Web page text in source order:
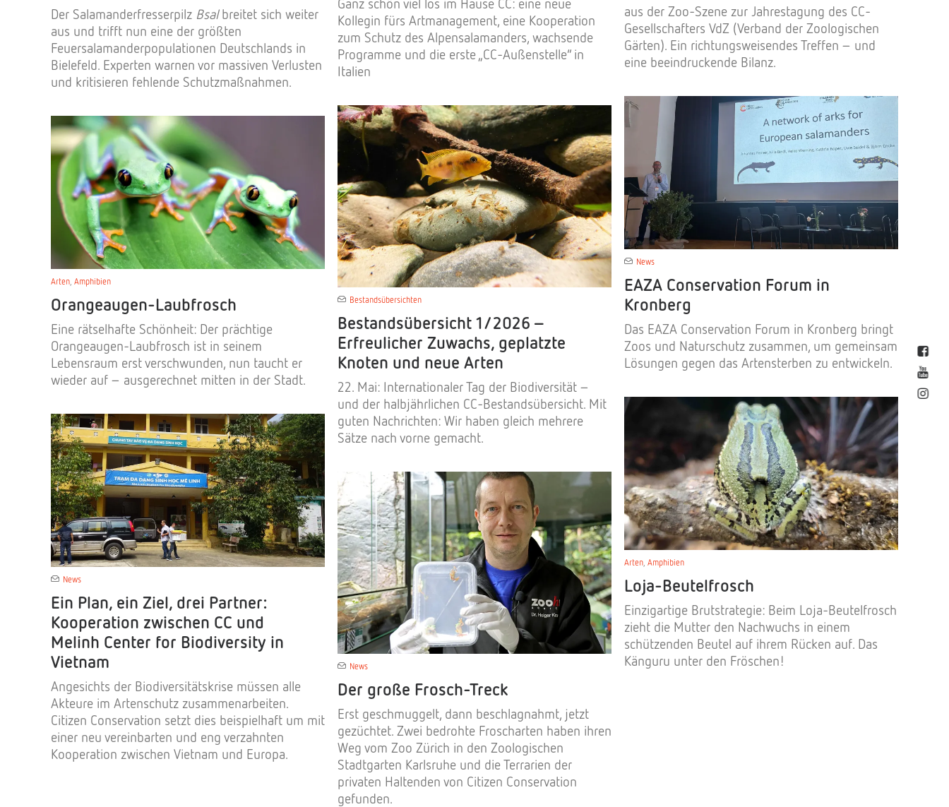
Der Salamanderfresserpilz Bsalbreitet sich weiter
aus und trifft nun eine der größten
Feuersalamanderpopulationen Deutschlands in
Bielefeld. Experten warnen vor massiven Verlusten
und kritisieren fehlende Schutzmaßnahmen.
Kollegin fürs Artmanagement, eine Kooperation
zum Schutz des Alpensalamanders, wachsende
Programme und die erste „CC-Außenstelle“ in
Italien
aus der Zoo-Szene zur Jahrestagung des CC-
Gesellschafters VdZ (Verband der Zoologischen
Gärten). Ein richtungsweisendes Treffen – und
eine beeindruckende Bilanz.
News
EAZA Conservation Forum in
Kronberg
Das EAZA Conservation Forum in Kronberg bringt
Zoos und Naturschutz zusammen, um gemeinsam
Lösungen gegen das Artensterben zu entwickeln.
Bestandsübersichten
Bestandsübersicht 1/2026 –
Erfreulicher Zuwachs, geplatzte
Knoten und neue Arten
22. Mai: Internationaler Tag der Biodiversität –
und der halbjährlichen CC-Bestandsübersicht. Mit
guten Nachrichten: Wir haben gleich mehrere
Sätze nach vorne gemacht.
Arten, Amphibien
Orangeaugen-Laubfrosch
Eine rätselhafte Schönheit: Der prächtige
Orangeaugen-Laubfrosch ist in seinem
Lebensraum erst verschwunden, nun taucht er
wieder auf – ausgerechnet mitten in der Stadt.
Arten, Amphibien
Loja-Beutelfrosch
Einzigartige Brutstrategie: Beim Loja-Beutelfrosch
zieht die Mutter den Nachwuchs in einem
schützenden Beutel auf ihrem Rücken auf. Das
Känguru unter den Fröschen!
News
Ein Plan, ein Ziel, drei Partner:
Kooperation zwischen CC und
Melinh Center for Biodiversity in
Vietnam
Angesichts der Biodiversitätskrise müssen alle
Akteure im Artenschutz zusammenarbeiten.
Citizen Conservation setzt dies beispielhaft um mit
einer neu vereinbarten und eng verzahnten
Kooperation zwischen Vietnam und Europa.
News
Der große Frosch-Treck
Erst geschmuggelt, dann beschlagnahmt, jetzt
gezüchtet. Zwei bedrohte Froscharten haben ihren
Weg vom Zoo Zürich in den Zoologischen
Stadtgarten Karlsruhe und die Terrarien der
privaten Haltenden von Citizen Conservation
gefunden.